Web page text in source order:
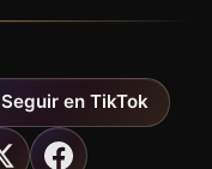
Seguir en TikTok